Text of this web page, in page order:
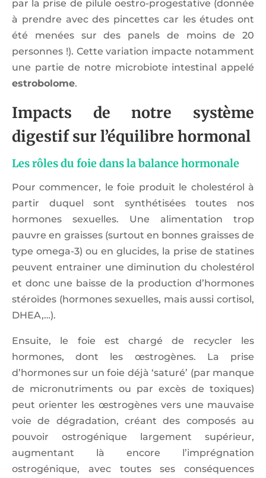
par la prise de pilule oestro-progestative (donnée
à prendre avec des pincettes car les études ont
été menées sur des panels de moins de 20
personnes !). Cette variation impacte notamment
une partie de notre microbiote intestinal appelé
estrobolome.
Impacts de notre système
digestif sur l’équilibre hormonal
Les rôles du foie dans la balance hormonale
Pour commencer, le foie produit le cholestérol à
partir duquel sont synthétisées toutes nos
hormones sexuelles. Une alimentation trop
pauvre en graisses (surtout en bonnes graisses de
type omega-3) ou en glucides, la prise de statines
peuvent entrainer une diminution du cholestérol
et donc une baisse de la production d’hormones
stéroïdes (hormones sexuelles, mais aussi cortisol,
DHEA,…).
Ensuite, le foie est chargé de recycler les
hormones, dont les œstrogènes. La prise
d’hormones sur un foie déjà ‘saturé’ (par manque
de micronutriments ou par excès de toxiques)
peut orienter les œstrogènes vers une mauvaise
voie de dégradation, créant des composés au
pouvoir ostrogénique largement supérieur,
augmentant là encore l’imprégnation
ostrogénique, avec toutes ses conséquences